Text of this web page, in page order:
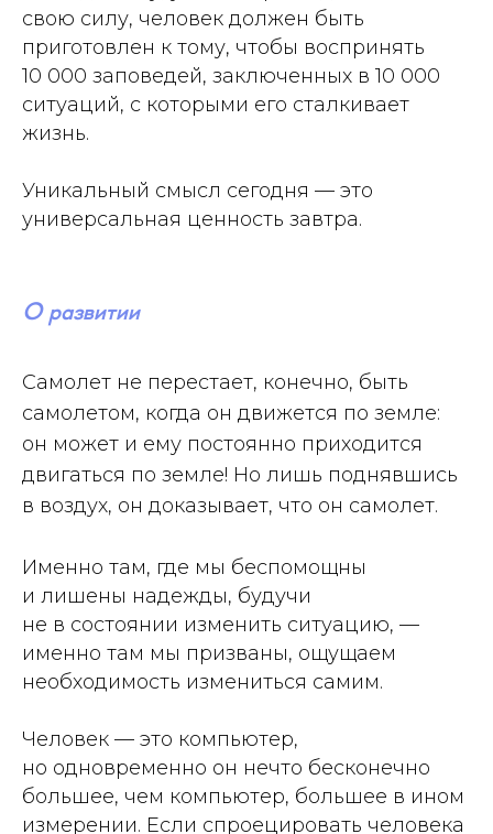
свою силу, человек должен быть
приготовлен к тому, чтобы воспринять
10 000 заповедей, заключенных в 10 000
ситуаций, с которыми его сталкивает
жизнь.
Уникальный смысл сегодня — это
универсальная ценность завтра.
О развитии
Самолет не перестает, конечно, быть
самолетом, когда он движется по земле:
он может и ему постоянно приходится
двигаться по земле! Но лишь поднявшись
в воздух, он доказывает, что он самолет.
Именно там, где мы беспомощны
и лишены надежды, будучи
не в состоянии изменить ситуацию, —
именно там мы призваны, ощущаем
необходимость измениться самим.
Человек — это компьютер,
но одновременно он нечто бесконечно
большее, чем компьютер, большее в ином
измерении. Если спроецировать человека